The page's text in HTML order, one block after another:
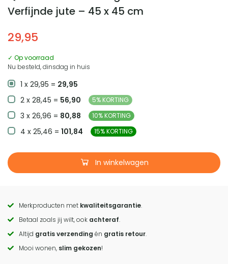
Verfijnde jute – 45 x 45 cm
29,95
✓ Op voorraad
Nu besteld, dinsdag in huis
1 x 29,95 = 29,95
2 x 28,45 = 56,90 5% KORTING
3 x 26,96 = 80,88 10% KORTING
4 x 25,46 = 101,84 15% KORTING
In winkelwagen
Call
to
actions
Merkproducten met kwaliteitsgarantie.
Betaal zoals jij wilt, ook achteraf.
Altijd gratis verzending én gratis retour.
Mooi wonen, slim gekozen!